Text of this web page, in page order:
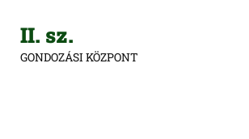
II. sz.
GONDOZÁSI KÖZPONT